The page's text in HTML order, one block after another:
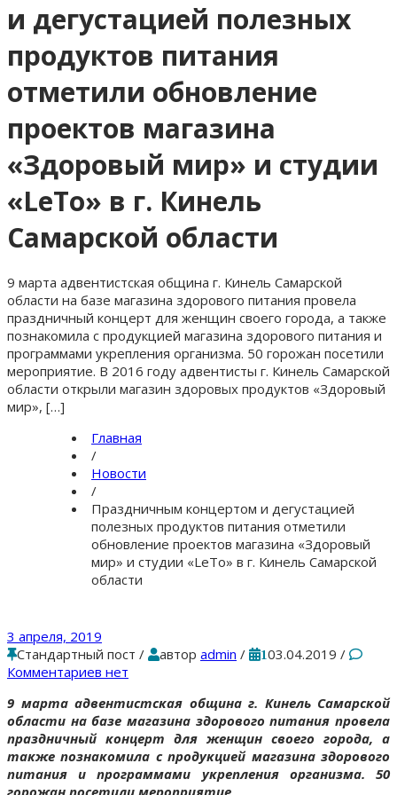
и дегустацией полезных
продуктов питания
отметили обновление
проектов магазина
«Здоровый мир» и студии
«LeTo» в г. Кинель
Самарской области
9 марта адвентистская община г. Кинель Самарской
области на базе магазина здорового питания провела
праздничный концерт для женщин своего города, а также
познакомила с продукцией магазина здорового питания и
программами укрепления организма. 50 горожан посетили
мероприятие. В 2016 году адвентисты г. Кинель Самарской
области открыли магазин здоровых продуктов «Здоровый
мир», […]
Главная
/
Новости
/
Праздничным концертом и дегустацией
полезных продуктов питания отметили
обновление проектов магазина «Здоровый
мир» и студии «LeTo» в г. Кинель Самарской
области
3 апреля, 2019
Стандартный пост / автор admin / 1 03.04.2019 /
Комментариев нет
9 марта адвентистская община г. Кинель Самарской
области на базе магазина здорового питания провела
праздничный концерт для женщин своего города, а
также познакомила с продукцией магазина здорового
питания и программами укрепления организма. 50
горожан посетили мероприятие